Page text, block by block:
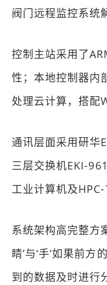
阀门远程监控系统
控制主站采用了
性；本地控制器内
处理云计算，搭配
通讯层面采用研华
三层交换机EKI-
工业计算机及
系统架构高完整方
睛’与‘手’如果前
到的数据及时进行